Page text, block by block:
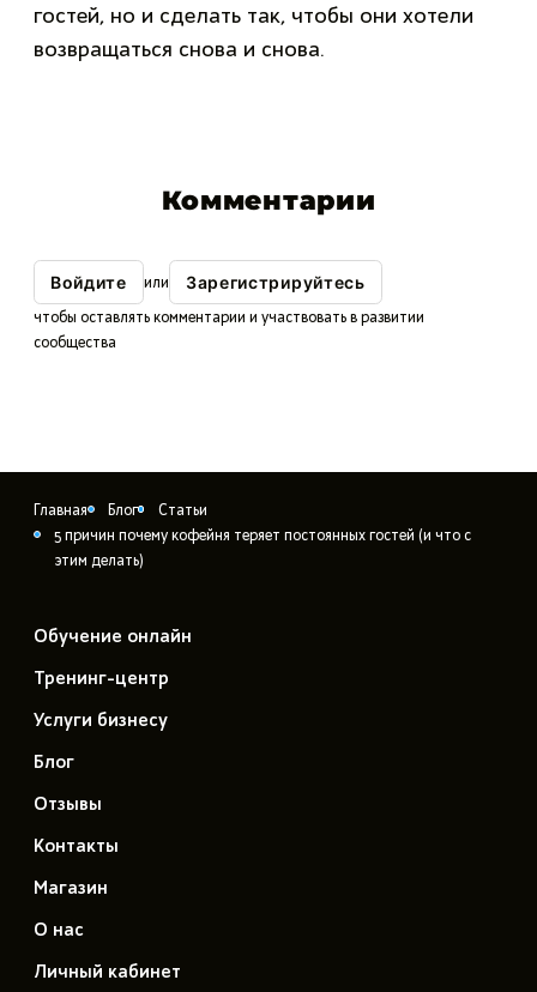
гостей, но и сделать так, чтобы они хотели
возвращаться снова и снова.
Комментарии
Войдите или Зарегистрируйтесь
чтобы оставлять комментарии и участвовать в развитии
сообщества
Главная Блог
Статьи
5 причин почему кофейня теряет постоянных гостей (и что с
этим делать)
Обучение онлайн
Тренинг-центр
Услуги бизнесу
Блог
Отзывы
Контакты
Магазин
О нас
Личный кабинет